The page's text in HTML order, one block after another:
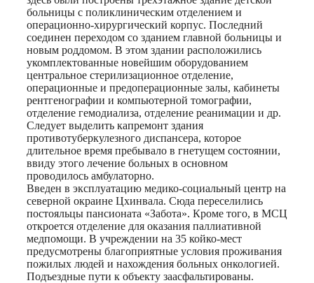
больницы с поликлиническим отделением и
операционно-хирургический корпус. Последний
соединен переходом со зданием главной больницы и
новым роддомом. В этом здании расположились
укомплектованные новейшим оборудованием
центральное стерилизационное отделение,
операционные и предоперационные залы, кабинеты
рентгенографии и компьютерной томографии,
отделение гемодиализа, отделение реанимации и др.
Следует выделить капремонт здания
противотуберкулезного диспансера, которое
длительное время пребывало в гнетущем состоянии,
ввиду этого лечение больных в основном
проводилось амбулаторно.
Введен в эксплуатацию медико-социальный центр на
северной окраине Цхинвала. Сюда переселились
постояльцы пансионата «Забота». Кроме того, в МСЦ
откроется отделение для оказания паллиативной
медпомощи. В учреждении на 35 койко-мест
предусмотрены благоприятные условия проживания
пожилых людей и нахождения больных онкологией.
Подъездные пути к объекту заасфальтированы.